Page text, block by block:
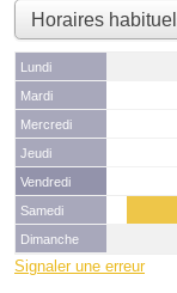
Lundi
Mardi
Mercredi
Jeudi
Vendredi
Samedi
Dimanche
Signaler une erreur